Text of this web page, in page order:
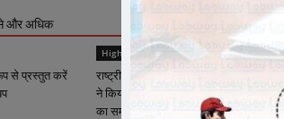
और अधिक
से प्रस्तुत करें
Highlights
राष्ट्रीय कार्याध्यक्ष व कैबिनेट मंत्री चेतन्य काश्यप
ने किया क्रीड़ा-भारती की अन्तर प्रान्तीय बैठक
का समापन